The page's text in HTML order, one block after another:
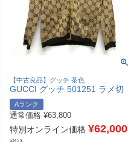
【中古良品】グッチ 茶色
GUCCI グッチ 501251 ラメ切
替 GG柄 アパレル カーディガ
ン ウール レディース ブラウン
【中古】
Aランク
通常価格 ¥63,800
特別オンライン価格 ¥62,000